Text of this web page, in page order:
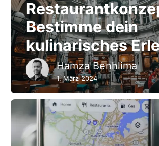
Bestimme dein
kulinarisches
Hamza Benhlima
1. März 2024